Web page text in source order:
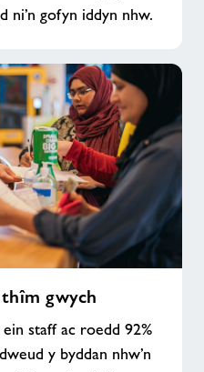
ni’n gofyn iddyn nhw.
gwych
staff ac roedd 92%
y byddan nhw’n